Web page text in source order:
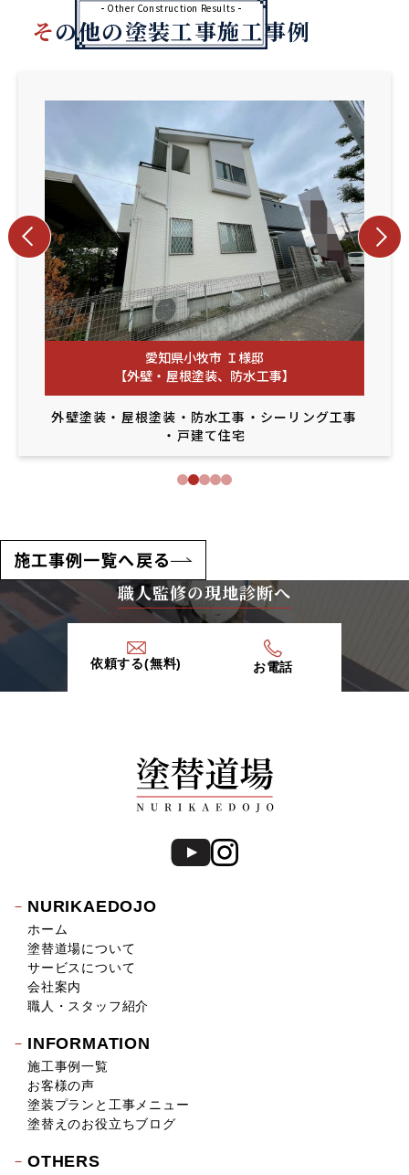
Other Construction Results
その他の塗装工事施工事例
愛知県小牧市 Ｉ様邸
【外壁・屋根塗装、防水工事】
外壁塗装 ・ 屋根塗装 ・ 防水工事 ・ シーリング工事
・ 戸建て住宅
施工事例一覧へ戻る
職人監修の現地診断へ
依頼する(無料) お電話
NURIKAEDOJO
ホーム
塗替道場について
サービスについて
会社案内
職人・スタッフ紹介
INFORMATION
施工事例一覧
お客様の声
塗装プランと工事メニュー
塗替えのお役立ちブログ
OTHERS